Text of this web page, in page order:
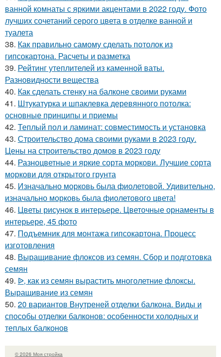
ванной комнаты с яркими акцентами в 2022 году. Фото
лучших сочетаний серого цвета в отделке ванной и
туалета
38. Как правильно самому сделать потолок из
гипсокартона. Расчеты и разметка
39. Рейтинг утеплителей из каменной ваты.
Разновидности вещества
40. Как сделать стенку на балконе своими руками
41. Штукатурка и шпаклевка деревянного потолка:
основные принципы и приемы
42. Теплый пол и ламинат: совместимость и установка
43. Строительство дома своими руками в 2023 году.
Цены на строительство домов в 2023 году
44. Разноцветные и яркие сорта моркови. Лучшие сорта
моркови для открытого грунта
45. Изначально морковь была фиолетовой. Удивительно,
изначально морковь была фиолетового цвета!
46. Цветы рисунок в интерьере. Цветочные орнаменты в
интерьере, 45 фото
47. Подъемник для монтажа гипсокартона. Процесс
изготовления
48. Выращивание флоксов из семян. Сбор и подготовка
семян
49. ᐉ, как из семян вырастить многолетние флоксы.
Выращивание из семян
50. 20 вариантов Внутреней отделки балкона. Виды и
способы отделки балконов: особенности холодных и
теплых балконов
© 2026 Моя стройка